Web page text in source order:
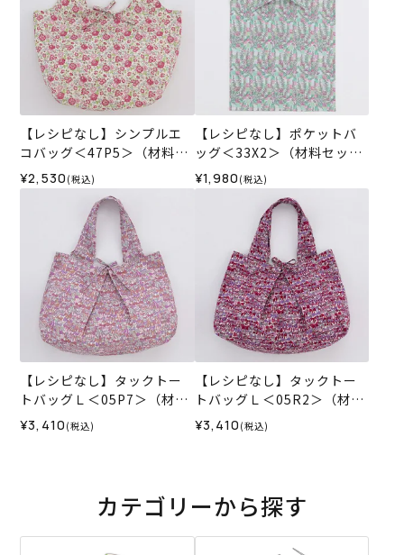
【レシピなし】シンプルエ
コバッグ＜47P5＞（材料セ
ット）
¥2,530 (税込)
【レシピなし】ポケットバ
ッグ＜33X2＞（材料セッ
ト）
¥1,980 (税込)
【レシピなし】タックトー
トバッグＬ＜05P7＞（材料
セット）
¥3,410 (税込)
【レシピなし】タックトー
トバッグＬ＜05R2＞（材料
セット）
¥3,410 (税込)
カテゴリーから探す